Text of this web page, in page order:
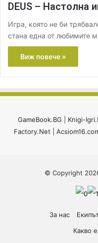
DEUS – Настолна
Игра, която не би
стана една от любимите
Виж повече »
GameBook.BG Knigi-
Factory.Net
© Copyright
За нас
Какво